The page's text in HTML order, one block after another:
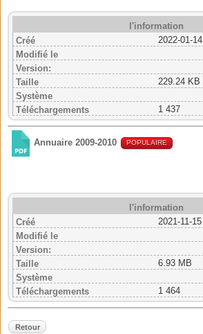
l'information
Créé
2022-01-14
Modifié le
Version:
Taille
229.24 KB
Système
Téléchargements
1 437
Annuaire 2009-2010 POPULAIRE
l'information
Créé
2021-11-15
Modifié le
Version:
Taille
6.93 MB
Système
Téléchargements
1 464
Retour